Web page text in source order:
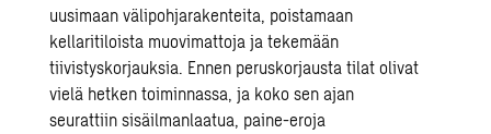
uusimaan välipohjarakenteita, poistamaan
kellaritiloista muovimattoja ja tekemään
tiivistyskorjauksia. Ennen peruskorjausta tilat olivat
vielä hetken toiminnassa, ja koko sen ajan
seurattiin sisäilmanlaatua, paine-eroja